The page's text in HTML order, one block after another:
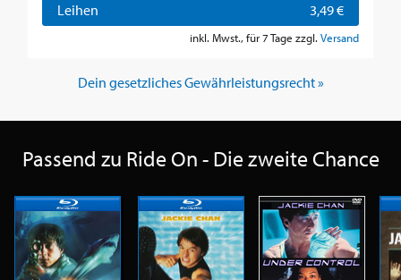
Leihen 3,49 €
inkl. Mwst., für 7 Tage zzgl. Versand
Dein gesetzliches Gewährleistungsrecht »
Passend zu Ride On - Die zweite Chance